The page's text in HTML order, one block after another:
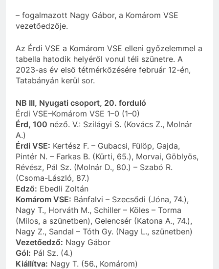
– fogalmazott Nagy Gábor, a Komárom VSE
vezetőedzője.
Az Érdi VSE a Komárom VSE elleni győzelemmel a
tabella hatodik helyéről vonul téli szünetre. A
2023-as év első tétmérkőzésére február 12-én,
Tatabányán kerül sor.
NB III, Nyugati csoport, 20. forduló
Érdi VSE–Komárom VSE 1–0 (1–0)
Érd, 100 néző. V.: Szilágyi S. (Kovács Z., Molnár
A.)
Érdi VSE: Kertész F. – Gubacsi, Fülöp, Gajda,
Pintér N. – Farkas B. (Kürti, 65.), Morvai, Göblyös,
Révész, Pál Sz. (Molnár D., 80.) – Szabó R.
(Csoma-László, 87.)
Edző: Ebedli Zoltán
Komárom VSE: Bánfalvi – Szecsődi (Jóna, 74.),
Nagy T., Horváth M., Schiller – Köles – Torma
(Milos, a szünetben), Gelencsér (Katona A., 74.),
Nagy Z., Sandal – Tóth Gy. (Nagy L., szünetben)
Vezetőedző: Nagy Gábor
Gól: Pál Sz. (4.)
Kiállítva: Nagy T. (56., Komárom)